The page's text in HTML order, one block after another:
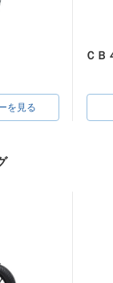
を見る